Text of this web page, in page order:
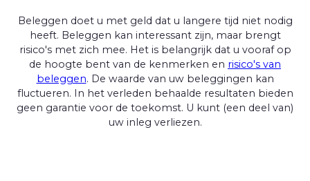
Beleggen doet u met geld dat u langere tijd niet nodig
heeft. Beleggen kan interessant zijn, maar brengt
risico's met zich mee. Het is belangrijk dat u vooraf op
de hoogte bent van de kenmerken en risico's van
beleggen. De waarde van uw beleggingen kan
fluctueren. In het verleden behaalde resultaten bieden
geen garantie voor de toekomst. U kunt (een deel van)
uw inleg verliezen.